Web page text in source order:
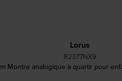
Lorus
R2377NX9
Montre analogique à quartz pour